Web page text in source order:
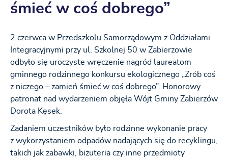
śmieć w coś dobrego”
2 czerwca w Przedszkolu Samorządowym z Oddziałami
Integracyjnymi przy ul. Szkolnej 50 w Zabierzowie
odbyło się uroczyste wręczenie nagród laureatom
gminnego rodzinnego konkursu ekologicznego „Zrób coś
z niczego – zamień śmieć w coś dobrego”. Honorowy
patronat nad wydarzeniem objęła Wójt Gminy Zabierzów
Dorota Kęsek.
Zadaniem uczestników było rodzinne wykonanie pracy
z wykorzystaniem odpadów nadających się do recyklingu,
takich jak zabawki, biżuteria czy inne przedmioty